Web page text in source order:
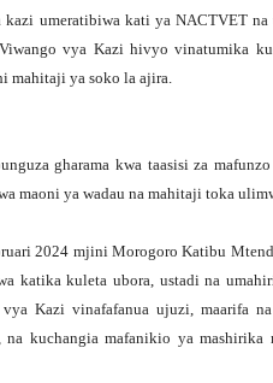
umeratibiwa kati ya NACTVET na
vya Kazi hivyo vinatumika
mahitaji ya soko la ajira.
gharama kwa taasisi za
maoni ya wadau na mahitaji toka
2024 mjini Morogoro Katibu
katika kuleta ubora, ustadi na
Kazi vinafafanua ujuzi, maarifa
na kuchangia mafanikio ya